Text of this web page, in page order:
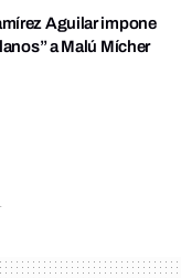
Aguilar impone
a Malú Mícher